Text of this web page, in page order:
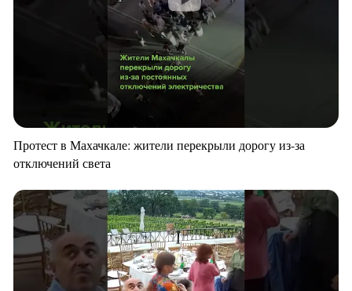
Протест в Махачкале: жители перекрыли дорогу из-за
отключений света